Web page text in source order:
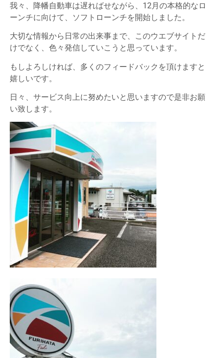
我々、降幡自動車は遅ればせながら、12月の本格的なロ
ーンチに向けて、ソフトローンチを開始しました。
大切な情報から日常の出来事まで、このウエブサイトだ
けでなく、色々発信していこうと思っています。
もしよろしければ、多くのフィードバックを頂けますと
嬉しいです。
日々、サービス向上に努めたいと思いますので是非お願
い致します。